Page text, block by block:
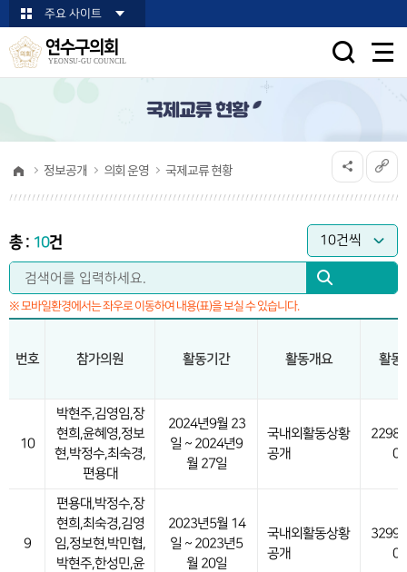
본문바로가기주요 사이트
연수구의회
YEONSU-GU COUNCIL
국제교류 현황
정보공개 의회 운영 국제교류 현황
총 : 10건
※ 모바일환경에서는 좌우로 이동하여 내용(표)을 보실 수 있습니다.
번호 참가의원 활동기간 활동개요 활동
10
박현주,김영임,장
현희,윤혜영,정보
현,박정수,최숙경,
편용대
2024년9월 23
일 ~ 2024년9
월 27일
국내외활동상황
공개
0
9
편용대,박정수,장
현희,최숙경,김영
임,정보현,박민협,
박현주,한성민,윤
2023년5월 14
일 ~ 2023년5
월 20일
국내외활동상황
공개
0